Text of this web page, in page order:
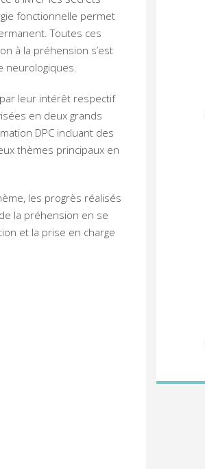
fonctionnelle permet
Toutes ces
à la préhension s’est
neurologiques.
leur intérêt respectif
en deux grands
DPC incluant des
thèmes principaux en
les progrès réalisés
la préhension en se
et la prise en charge